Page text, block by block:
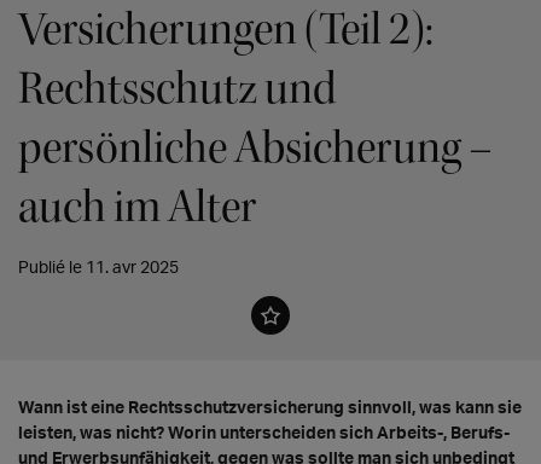
Versicherungen (Teil 2):
Rechtsschutz und
persönliche Absicherung –
auch im Alter
Publié le 11. avr 2025
Wann ist eine Rechtsschutzversicherung sinnvoll, was kann sie
leisten, was nicht? Worin unterscheiden sich Arbeits-, Berufs-
und Erwerbsunfähigkeit, gegen was sollte man sich unbedingt